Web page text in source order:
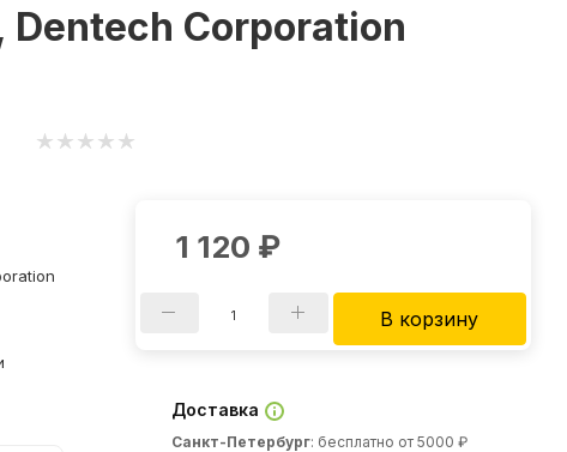
Corporation
1 120 ₽
В корзину
Доставка
Санкт-Петербург: бесплатно от 5000 ₽